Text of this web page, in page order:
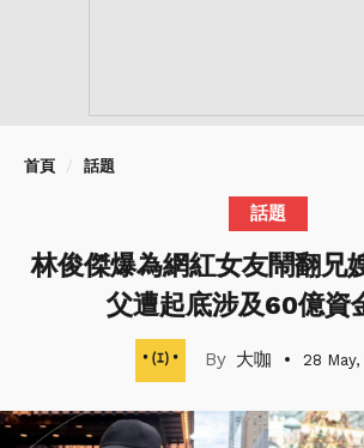
首頁 話題
話題
林俊傑爆為網紅女友鬧翻兄
父遭起底涉及60億資
大咖 28 May,